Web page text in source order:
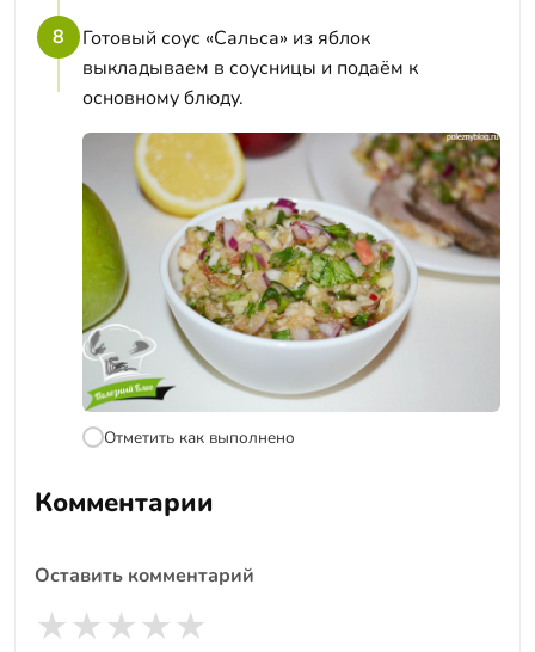
8
Готовый соус «Сальса» из яблок
выкладываем в соусницы и подаём к
основному блюду.
Отметить как выполнено
Комментарии
Оставить комментарий
★★★★★